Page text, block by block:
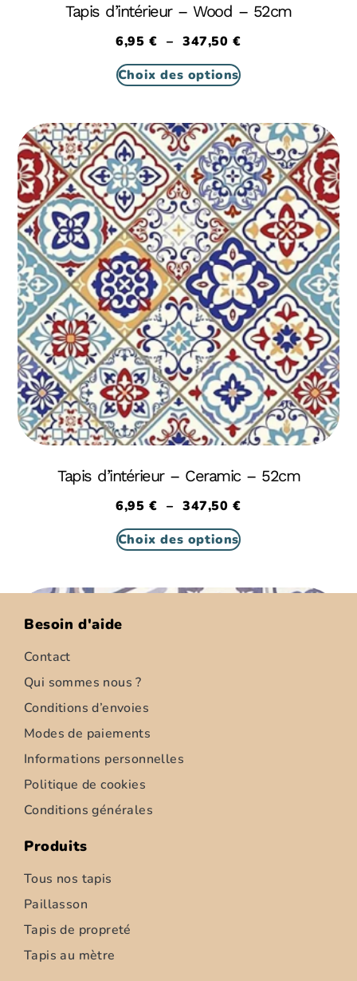
Tapis d’intérieur – Wood – 52cm
6,95€ – 347,50€
Choix des options
Tapis d’intérieur – Ceramic – 52cm
6,95€ – 347,50€
Choix des options
Tapis d’intérieur – Ziemia – 52cm
Besoin d'aide
Contact
Qui sommes nous ?
Conditions d’envoies
Modes de paiements
Informations personnelles
Politique de cookies
Conditions générales
Produits
Tous nos tapis
Paillasson
Tapis de propreté
Tapis au mètre